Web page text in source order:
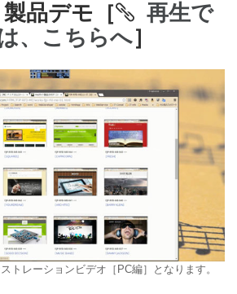
品デモ［
再生で
、こちらへ］
トレーションビデオ［PC編］となります。